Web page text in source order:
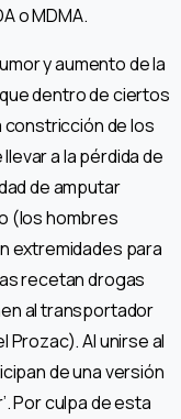
o MDMA.
y aumento de la
dentro de ciertos
constricción de los
a la pérdida de
de amputar
(los hombres
extremidades para
recetan drogas
al transportador
Al unirse al
de una versión
Por culpa de esta